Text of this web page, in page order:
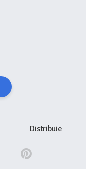
Distribuie